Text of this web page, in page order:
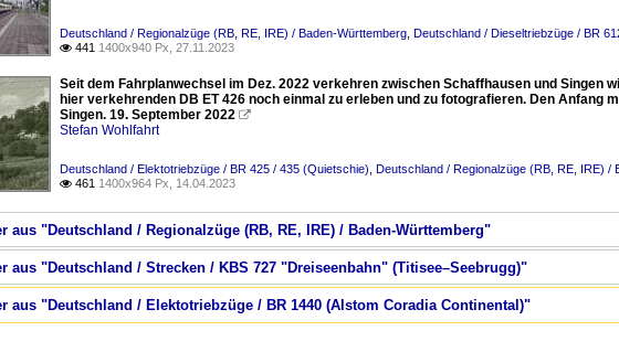
Deutschland / Regionalzüge (RB, RE, IRE) / Baden-Württemberg Deutschland / Dieseltriebzüge / BR
 441 1400x940 Px, 27.11.2023
Seit dem Fahrplanwechsel im Dez. 2022 verkehren zwischen Schaffhausen und Singen
hier verkehrenden DB ET 426 noch einmal zu erleben und zu fotografieren. Den Anfang
Singen. 19. September 2022 
Stefan Wohlfahrt
Deutschland / Elektotriebzüge / BR 425 / 435 (Quietschie) Deutschland / Regionalzüge (RB, RE, IRE) /
 461 1400x964 Px, 14.04.2023
aus "Deutschland / Regionalzüge (RB, RE, IRE) / Baden-Württemberg"
aus "Deutschland / Strecken / KBS 727 "Dreiseenbahn" (Titisee–Seebrugg)"
aus "Deutschland / Elektotriebzüge / BR 1440 (Alstom Coradia Continental)"